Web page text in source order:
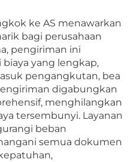
ke AS menawarkan
bagi perusahaan
pengiriman ini
yang lengkap,
pengangkutan, bea
digabungkan
menghilangkan
tersembunyi. Layanan
beban
semua dokumen